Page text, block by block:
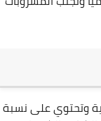
وتحتوي على نسبة